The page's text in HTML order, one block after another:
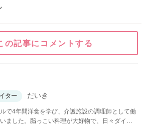
の記事にコメントする
ター だいき
で4年間洋食を学び、介護施設の調理師として働
ました。脂っこい料理が大好物で、日々ダイエ